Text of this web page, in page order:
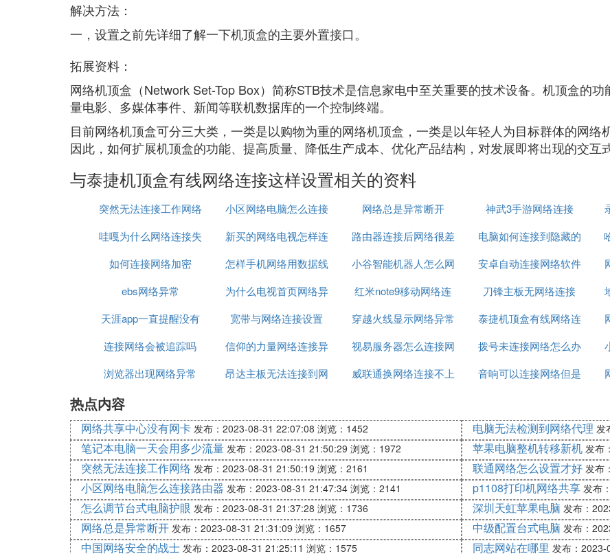
解决方法：
一，设置之前先详细了解一下机顶盒的主要外置接口。
拓展资料：
网络机顶盒（Network Set-Top Box）简称STB技术是信息家电中至关重要的技术设备。机顶盒的
量电影、多媒体事件、新闻等联机数据库的一个控制终端。
目前网络机顶盒可分三大类，一类是以购物为重的网络机顶盒，一类是以年轻人为目标群体的网络
因此，如何扩展机顶盒的功能、提高质量、降低生产成本、优化产品结构，对发展即将出现的交互
与泰捷机顶盒有线网络连接这样设置相关的资料
突然无法连接工作网络
小区网络电脑怎么连接
路由器
网络总是异常断开 神武3手游网络连接
哇嘎为什么网络连接失
败
新买的网络电视怎样连
接网络
路由器连接后网络很差
电脑如何连接到隐藏的
网络
如何连接网络加密
怎样手机网络用数据线
连接给电脑
小谷智能机器人怎么网
络连接
安卓自动连接网络软件
ebs网络异常
为什么电视首页网络异
常
红米note9移动网络连
接不上
刀锋主板无网络连接
天涯app一直提醒没有
网络连接
宽带与网络连接设置
穿越火线显示网络异常
安全
泰捷机顶盒有线网络连
接这样设置
连接网络会被追踪吗
信仰的力量网络连接异
常
视易服务器怎么连接网
络
拨号未连接网络怎么办
浏览器出现网络异常
昂达主板无法连接到网
威联通换网络连接不上
音响可以连接网络但是
热点内容
网络共享中心没有网卡 发布：2023-08-31 22:07:08 浏览：1452 电脑无法检测到网络代理 发
笔记本电脑一天会用多少流量 发布：2023-08-31 21:50:29 浏览：1972 苹果电脑整机转移新机 发布
突然无法连接工作网络 发布：2023-08-31 21:50:19 浏览：2161 联通网络怎么设置才好 发布
小区网络电脑怎么连接路由器 发布：2023-08-31 21:47:34 浏览：2141 p1108打印机网络共享 发布
怎么调节台式电脑护眼 发布：2023-08-31 21:37:28 浏览：1736 深圳天虹苹果电脑 发布：
网络总是异常断开 发布：2023-08-31 21:31:09 浏览：1657 中级配置台式电脑 发布：
中国网络安全的战士 发布：2023-08-31 21:25:11 浏览：1575 同志网站在哪里 发布：